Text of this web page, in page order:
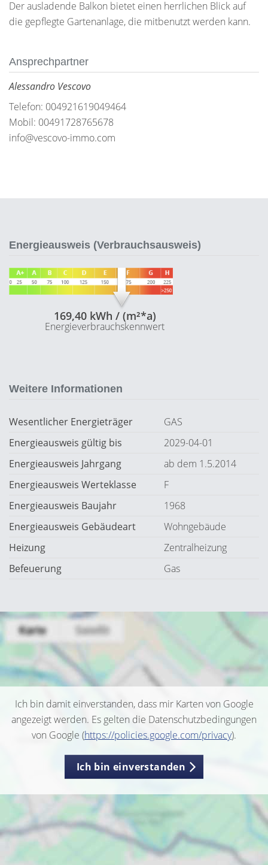
Der ausladende Balkon bietet einen herrlichen Blick auf
die gepflegte Gartenanlage, die mitbenutzt werden kann.
Ansprechpartner
Alessandro Vescovo
Telefon: 004921619049464
Mobil: 00491728765678
info@vescovo-immo.com
Energieausweis (Verbrauchsausweis)
169,40 kWh / (m²*a)
Energieverbrauchskennwert
Weitere Informationen
Wesentlicher Energieträger
GAS
Energieausweis gültig bis
2029-04-01
Energieausweis Jahrgang
ab dem 1.5.2014
Energieausweis Werteklasse
F
Energieausweis Baujahr
1968
Energieausweis Gebäudeart
Wohngebäude
Heizung
Zentralheizung
Befeuerung
Gas
Ich bin damit einverstanden, dass mir Karten von Google
angezeigt werden. Es gelten die Datenschutzbedingungen
von Google (https://policies.google.com/privacy).
Ich bin einverstanden